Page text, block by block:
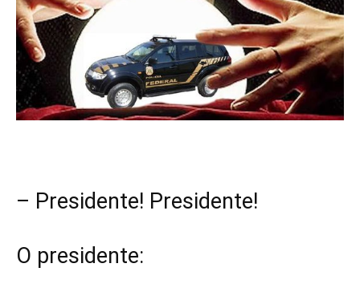
– Presidente! Presidente!
O presidente: